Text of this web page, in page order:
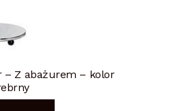
– Z abażurem – kolor